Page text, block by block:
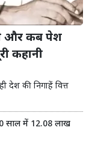
और कब पेश
कहानी
की निगाहें वित्त
साल में 12.08 लाख